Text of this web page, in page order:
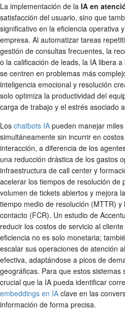
La implementación de la IA en
satisfacción del usuario, sino que
significativo en la eficiencia operativa
empresa. Al automatizar tareas
gestión de consultas frecuentes, la
o la calificación de leads, la IA libera
se centren en problemas más
inteligencia emocional y resolución
solo optimiza la productividad del
carga de trabajo y el estrés asociado
Los chatbots IA pueden manejar
simultáneamente sin incurrir en
interacción, a diferencia de los
una reducción drástica de los gastos
infraestructura de call center y
acelerar los tiempos de resolución de
volumen de tickets abiertos y mejora
tiempo medio de resolución (MTTR)
contacto (FCR). Un estudio de
reducir los costos de servicio al
eficiencia no es solo monetaria;
escalar sus operaciones de atención
efectiva, adaptándose a picos de
geográficas. Para que estos sistemas
crucial que la IA pueda identificar
embeddings en IA clave en las
información de forma precisa.